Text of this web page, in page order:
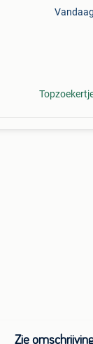
Vandaag
Zie